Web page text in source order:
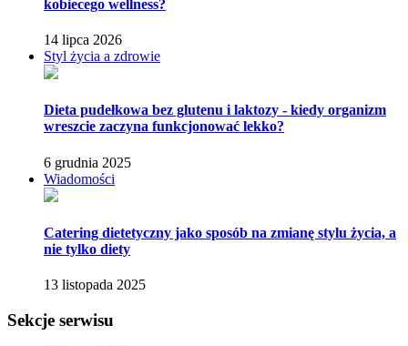
kobiecego wellness?
14 lipca 2026
Styl życia a zdrowie
Dieta pudełkowa bez glutenu i laktozy - kiedy organizm
wreszcie zaczyna funkcjonować lekko?
6 grudnia 2025
Wiadomości
Catering dietetyczny jako sposób na zmianę stylu życia, a
nie tylko diety
13 listopada 2025
Sekcje serwisu